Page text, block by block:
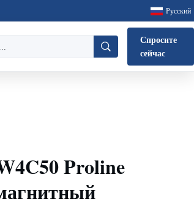
Русский
Спросите
сейчас
Proline